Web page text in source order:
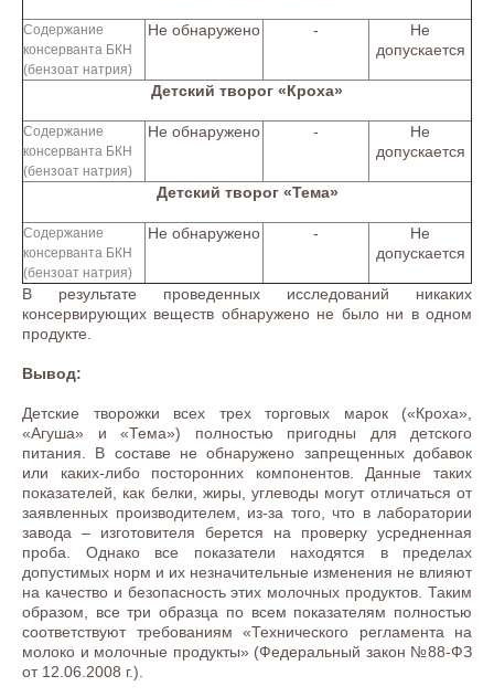
Содержание
консерванта БКН
(бензоат натрия)
Не обнаружено -
Не
допускается
Детский творог «Кроха»
Содержание
консерванта БКН
(бензоат натрия)
Не обнаружено -
Не
допускается
Детский творог «Тема»
Содержание
консерванта БКН
(бензоат натрия)
Не обнаружено -
Не
допускается
В результате проведенных исследований никаких
консервирующих веществ обнаружено не было ни в одном
продукте.
Вывод:
Детские творожки всех трех торговых марок («Кроха»,
«Агуша» и «Тема») полностью пригодны для детского
питания. В составе не обнаружено запрещенных добавок
или каких-либо посторонних компонентов. Данные таких
показателей, как белки, жиры, углеводы могут отличаться от
заявленных производителем, из-за того, что в лаборатории
завода – изготовителя берется на проверку усредненная
проба. Однако все показатели находятся в пределах
допустимых норм и их незначительные изменения не влияют
на качество и безопасность этих молочных продуктов. Таким
образом, все три образца по всем показателям полностью
соответствуют требованиям «Технического регламента на
молоко и молочные продукты» (Федеральный закон №88-ФЗ
от 12.06.2008 г.).